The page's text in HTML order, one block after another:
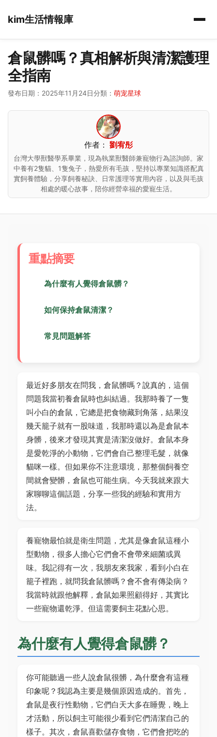
kim生活情報庫
倉鼠髒嗎？真相解析與清潔護理
全指南
發布日期：2025年11月24日分類： 萌宠星球
作者： 劉宥彤
台灣大學獸醫學系畢業，現為執業獸醫師兼寵物行為諮詢師。家
中養有2隻貓、1隻兔子，熱愛所有毛孩，堅持以專業知識搭配真
實飼養體驗，分享飼養秘訣、日常護理等實用內容，以及與毛孩
相處的暖心故事，陪你經營幸福的愛寵生活。
重點摘要
為什麼有人覺得倉鼠髒？
如何保持倉鼠清潔？
常見問題解答
最近好多朋友在問我，倉鼠髒嗎？說真的，這個
問題我當初養倉鼠時也糾結過。我那時養了一隻
叫小白的倉鼠，它總是把食物藏到角落，結果沒
幾天籠子就有一股味道，我那時還以為是倉鼠本
身髒，後來才發現其實是清潔沒做好。倉鼠本身
是愛乾淨的小動物，它們會自己整理毛髮，就像
貓咪一樣。但如果你不注意環境，那整個飼養空
間就會變髒，倉鼠也可能生病。今天我就來跟大
家聊聊這個話題，分享一些我的經驗和實用方
法。
養寵物最怕就是衛生問題，尤其是像倉鼠這種小
型動物，很多人擔心它們會不會帶來細菌或異
味。我記得有一次，我朋友來我家，看到小白在
籠子裡跑，就問我倉鼠髒嗎？會不會有傳染病？
我當時就跟他解釋，倉鼠如果照顧得好，其實比
一些寵物還乾淨。但這需要飼主花點心思。
為什麼有人覺得倉鼠髒？
你可能聽過一些人說倉鼠很髒，為什麼會有這種
印象呢？我認為主要是幾個原因造成的。首先，
倉鼠是夜行性動物，它們白天大多在睡覺，晚上
才活動，所以飼主可能很少看到它們清潔自己的
樣子。其次，倉鼠喜歡儲存食物，它們會把吃的